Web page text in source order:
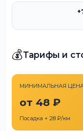
💰Тарифы и
МИНИМАЛЬНАЯ
от 48 ₽
Посадка + 28 ₽/км